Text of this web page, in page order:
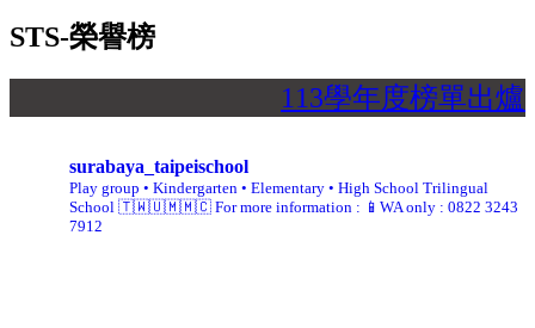
STS-榮譽榜
113學年度榜單出爐
surabaya_taipeischool
Play group • Kindergarten • Elementary • High School Trilingual
School 🇹🇼🇺🇲🇲🇨 For more information : 📱WA only : 0822 3243
7912